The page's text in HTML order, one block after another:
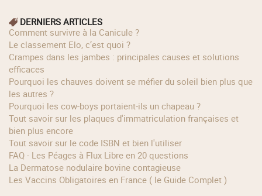
DERNIERS ARTICLES
Comment survivre à la Canicule ?
Le classement Elo, c’est quoi ?
Crampes dans les jambes : principales causes et solutions
efficaces
Pourquoi les chauves doivent se méfier du soleil bien plus que
les autres ?
Pourquoi les cow‑boys portaient‑ils un chapeau ?
Tout savoir sur les plaques d'immatriculation françaises et
bien plus encore
Tout savoir sur le code ISBN et bien l'utiliser
FAQ - Les Péages à Flux Libre en 20 questions
La Dermatose nodulaire bovine contagieuse
Les Vaccins Obligatoires en France ( le Guide Complet )